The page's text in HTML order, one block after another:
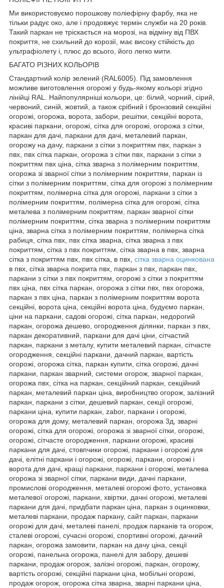
Ми використовуємо порошкову поліефірну фарбу, яка не
тільки радує око, але і продовжує термін служби на 20 років.
Такий паркан не тріскається на морозі, на відміну від ПВХ
покриття, не схильний до корозії, має високу стійкість до
ультрафіолету і, плюс до всього, його легко мити.
БАГАТО РІЗНИХ КОЛЬОРІВ
Стандартний колір зелений (RAL6005). Під замовлення
можливе виготовлення огорожі у будь-якому кольорі згідно
лінійці RAL. Найпопулярніші кольори, це: білий, чорний, сірий,
червоний, синій, жовтий, а також срібний і бронзовий секційні
огорожі, огорожа, ворота, забори, решітки, секційні ворота,
красиві паркани, огорожі, сітка для огорожі, огорожа з сітки,
паркан для дачі, паркани для дачі, металевий паркан,
огорожу на дачу, паркани з сітки з покриттям пвх, паркан з
пвх, пвх сітка паркан, огорожа з сітки пвх, паркани з сітки з
покриттям пвх ціна, сітка зварна з полімерним покриттям,
огорожа зі зварної сітки з полімерним покриттям, паркан із
сітки з полімерним покриттям, сітка для огорожі з полімерним
покриттям, полімерна сітка для огорожі, паркани з сітки з
полімерним покриттям, полімерна сітка для огорожі, сітка
металева з полімерним покриттям, паркан зварної сітки
полімерним покриттям, сітка зварна з полімерним покриттям
ціна, зварна сітка з полімерним покриттям, полімерна сітка
рабиця, сітка пвх, пвх сітка зварна, сітка зварна з пвх
покриттям, сітка з пвх покриттям, сітка зварна в пвх, зварна
сітка з покриттям пвх, пвх сітка, в пвх, сітка зварна оцинкована
в пвх, сітка зварна покрита пвх, паркан з пвх, паркан пвх,
паркани з сітки з пвх покриттям, огорожі з сітки з покриттям
пвх ціна, пвх сітка паркан, огорожа з сітки пвх, пвх огорожа,
паркан з пвх ціна, паркан з полімерним покриттям ворота
секційні, ворота ціна, секційні ворота ціна, будуємо паркан,
ціни на паркани, садові огорожі, сітка паркан, недорогий
паркан, огорожа дешево, огородження ділянки, паркан з пвх,
паркан декоративний, паркани для дачі ціни, сітчастий
паркан, паркани з металу, купити металевий паркан, сітчасте
огородження, секційні паркани, дачний паркан, вартість
огорожі, огорожа сітка, паркан купити, сітка огорожі, дачні
паркани, паркан зварний, системи огорож, зварної паркан,
огорожа пвх, сітка на паркан, секційний паркан, секційний
паркан, металевий паркан ціна, виробництво огорож, залізний
паркан, паркани з сітки, дешевий паркан, секції огорожі,
паркани ціна, купити паркан, zabor, паркани і огорожі,
огорожа для дому, металевий паркан, огорожа 3д, зварні
огорожі, сітка для огорожі, огорожа зі зварної сітки, огорожі,
огорожі, сітчасте огородження, паркани огорожі, красиві
паркани для дачі, стовпчики огорожі, паркани і огорожі для
дачі, елітні паркани і огорожі, огорожі, паркани, огорожі і
ворота для дачі, кращі паркани, паркани і огорожі, металева
огорожа зі зварної сітки, паркани види, дачні паркани,
промислові огородження, металеві огорожі фото, установка
металевої огорожі, паркани, хвіртки, дачні огорожі, металеві
паркани для дачі, придбати паркан ціна, паркан з оцинковки,
металеві паркани, продаж паркану, сайт паркан, паркани
огорожі для дачі, металеві панелі, продаж парканів та огорож,
сталеві огорожі, сучасні огорожі, спортивні огорожі, дачний
паркан, огорожа замовити, паркан на дачу ціна, секції
огорожі, панельна огорожа, панелі для забору, дешеві
паркани, продаж огорож, залізні огорожі, паркан, огорожу,
вартість огорожі, секційні паркани ціна, мобільні огорожі,
продаж огорож, огорожа сітка зварна, зварні паркани ціна,